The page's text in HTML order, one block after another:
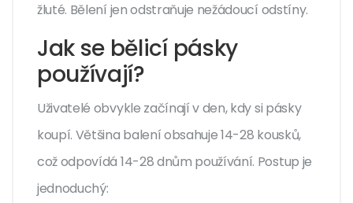
žluté. Bělení jen odstraňuje nežádoucí odstíny.
Jak se bělicí pásky
používají?
Uživatelé obvykle začínají v den, kdy si pásky
koupí. Většina balení obsahuje 14-28 kousků,
což odpovídá 14-28 dnům používání. Postup je
jednoduchý: